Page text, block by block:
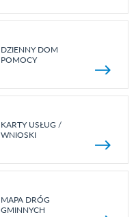
DZIENNY DOM
POMOCY
KARTY USŁUG /
WNIOSKI
MAPA DRÓG
GMINNYCH